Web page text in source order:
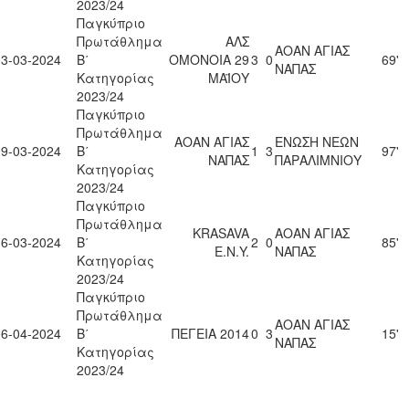
2023/24
03-2024
Παγκύπριο
Πρωτάθλημα
Β΄
Κατηγορίας
2023/24
ΑΛΣ
ΟΜΟΝΟΙΑ 29
ΜΑΪΟΥ
3 0ΑΟΑΝ ΑΓΙΑΣ
ΝΑΠΑΣ
69'
03-2024
Παγκύπριο
Πρωτάθλημα
Β΄
Κατηγορίας
2023/24
ΑΟΑΝ ΑΓΙΑΣ
ΝΑΠΑΣ1 3 ΕΝΩΣΗ ΝΕΩΝ
ΠΑΡΑΛΙΜΝΙΟΥ
97'
03-2024
Παγκύπριο
Πρωτάθλημα
Β΄
Κατηγορίας
2023/24
KRASAVA
Ε.Ν.Y.2 0ΑΟΑΝ ΑΓΙΑΣ
ΝΑΠΑΣ
85'
04-2024
Παγκύπριο
Πρωτάθλημα
Β΄
Κατηγορίας
2023/24
ΠΕΓΕΙΑ 20140 3ΑΟΑΝ ΑΓΙΑΣ
ΝΑΠΑΣ
15'